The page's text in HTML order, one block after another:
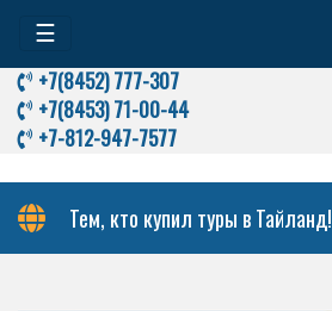
☰
+7(8452) 777-307
+7(8453) 71-00-44
+7-812-947-7577
Тем, кто купил туры в Тайланд!